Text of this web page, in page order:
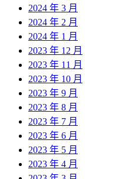
2024 年 3 月
2024 年 2 月
2024 年 1 月
2023 年 12 月
2023 年 11 月
2023 年 10 月
2023 年 9 月
2023 年 8 月
2023 年 7 月
2023 年 6 月
2023 年 5 月
2023 年 4 月